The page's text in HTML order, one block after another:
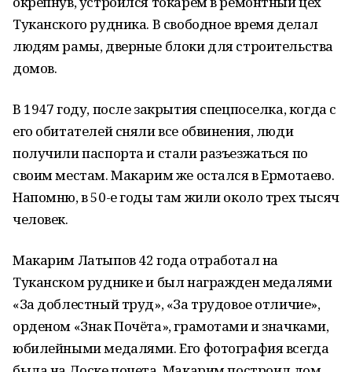
Туканского рудника. В свободное время делал
людям рамы, дверные блоки для строительства
домов.
В 1947 году, после закрытия спецпоселка, когда с
его обитателей сняли все обвинения, люди
получили паспорта и стали разъезжаться по
своим местам. Макарим же остался в Ермотаево.
Напомню, в 50-е годы там жили около трех тысяч
человек.
Макарим Латыпов 42 года отработал на
Туканском руднике и был награжден медалями
«За доблестный труд», «За трудовое отличие»,
орденом «Знак Почёта», грамотами и значками,
юбилейными медалями. Его фотография всегда